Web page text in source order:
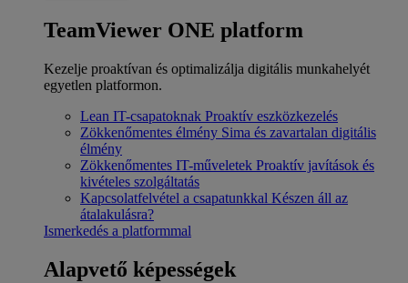
TeamViewer ONE platform
Kezelje proaktívan és optimalizálja digitális munkahelyét
egyetlen platformon.
Lean IT-csapatoknak Proaktív eszközkezelés
Zökkenőmentes élmény Sima és zavartalan digitális
élmény
Zökkenőmentes IT-műveletek Proaktív javítások és
kivételes szolgáltatás
Kapcsolatfelvétel a csapatunkkal Készen áll az
átalakulásra?
Ismerkedés a platformmal
Alapvető képességek